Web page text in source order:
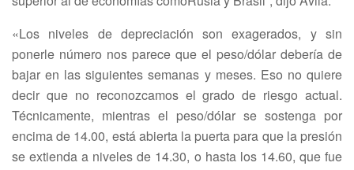
«Los niveles de depreciación son exagerados, y sin
ponerle número nos parece que el peso/dólar debería de
bajar en las siguientes semanas y meses. Eso no quiere
decir que no reconozcamos el grado de riesgo actual.
Técnicamente, mientras el peso/dólar se sostenga por
encima de 14.00, está abierta la puerta para que la presión
se extienda a niveles de 14.30, o hasta los 14.60, que fue